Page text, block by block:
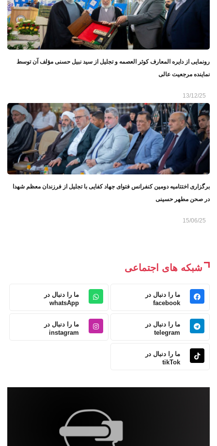
رونمایی از دایره ‌المعارف کوثر العصمه و تجلیل از سید نبیل حسنی مؤلف آن توسط
نماینده مرجعیت عالی
13/12/25
برگزاری اختتامیه دومین کنفرانس فتوای جهاد کفایی با تجلیل از فرزندان معظم شهدا
در صحن مطهر حسینی
15/06/25
شبکه های اجتماعی
ما را دنبال در
facebook
ما را دنبال در
whatsApp
ما را دنبال در
telegram
ما را دنبال در
instagram
ما را دنبال در
tikTok